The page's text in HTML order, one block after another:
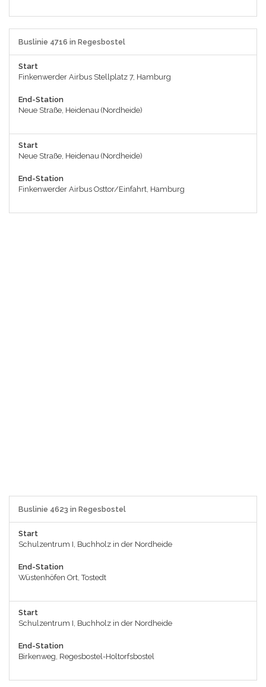
Buslinie 4716 in Regesbostel
Start
Finkenwerder Airbus Stellplatz 7, Hamburg
End-Station
Neue Straße, Heidenau (Nordheide)
Start
Neue Straße, Heidenau (Nordheide)
End-Station
Finkenwerder Airbus Osttor/Einfahrt, Hamburg
Buslinie 4623 in Regesbostel
Start
Schulzentrum I, Buchholz in der Nordheide
End-Station
Wüstenhöfen Ort, Tostedt
Start
Schulzentrum I, Buchholz in der Nordheide
End-Station
Birkenweg, Regesbostel-Holtorfsbostel